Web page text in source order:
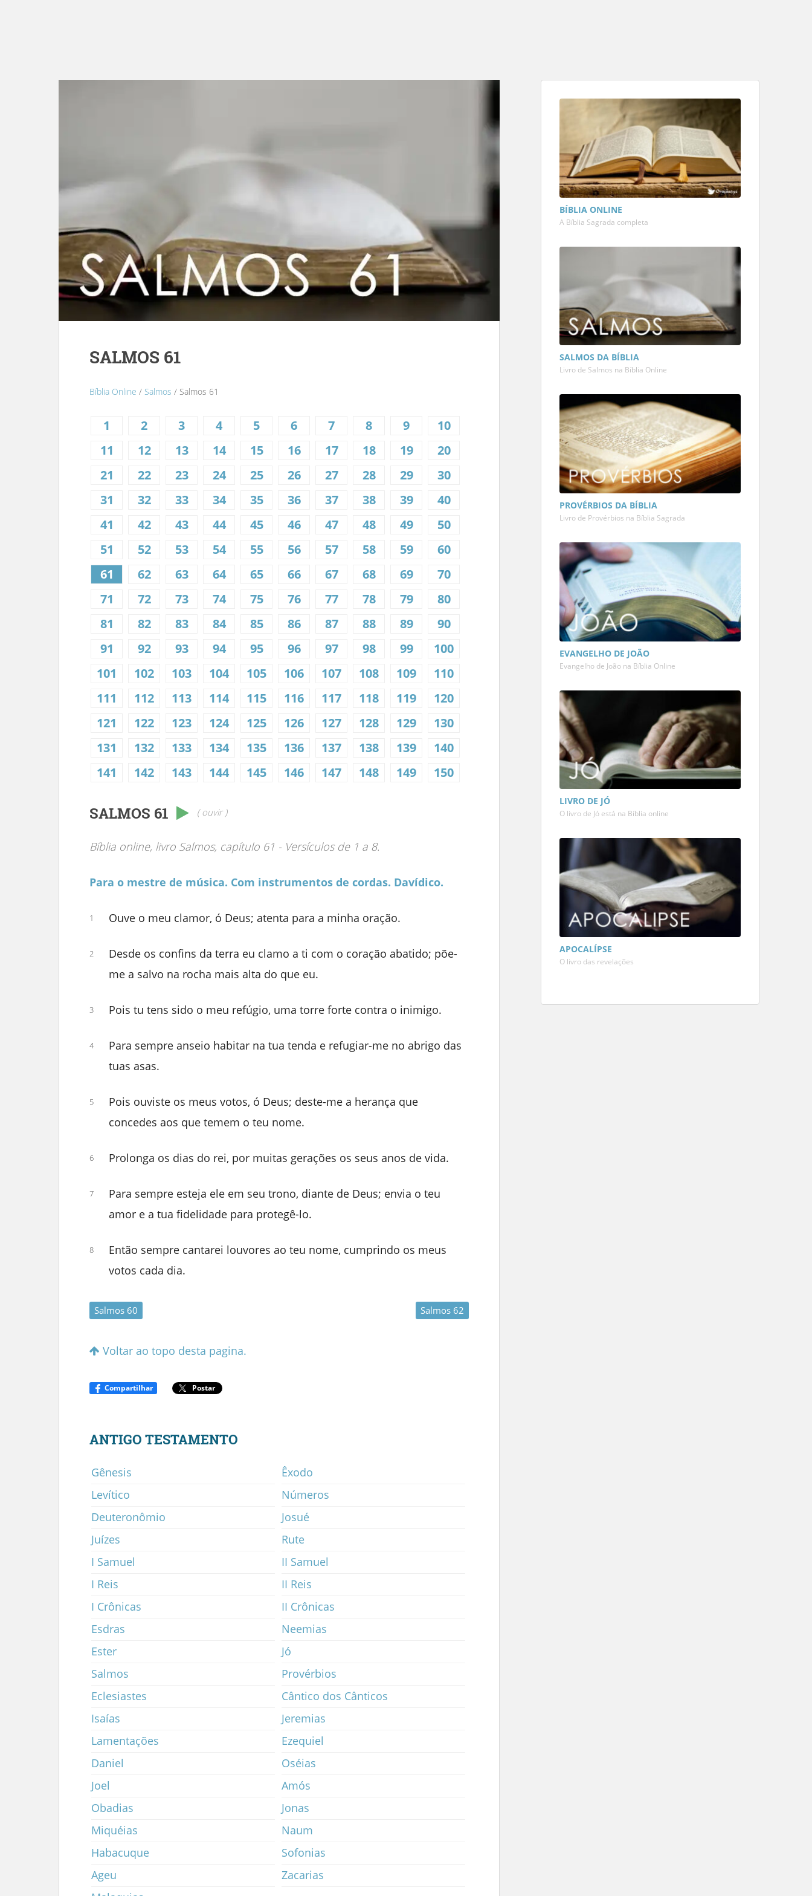
SALMOS 61
Bíblia Online / Salmos / Salmos 61
1 2 3 4 5 6 7 8 9
10
11
12 13 14 15 16 17 18 19
20
21
22 23 24 25 26 27 28 29
30
31
32 33 34 35 36 37 38 39
40
41
42 43 44 45 46 47 48 49
50
51
52 53 54 55 56 57 58 59
60
61
62 63 64 65 66 67 68 69
70
71
72 73 74 75 76 77 78 79
80
81
82 83 84 85 86 87 88 89
90
91
92 93 94 95 96 97 98 99
100
101
102 103 104 105 106 107 108 109
110
111
112 113 114 115 116 117 118 119
120
121
122 123 124 125 126 127 128 129
130
131
132 133 134 135 136 137 138 139
140
141
142 143 144 145 146 147 148 149 150
SALMOS 61 ( ouvir )
Bíblia online, livro Salmos, capítulo 61 - Versículos de 1 a 8.
Para o mestre de música. Com instrumentos de cordas. Davídico.
1 Ouve o meu clamor, ó Deus; atenta para a minha oração.
2
Desde os confins da terra eu clamo a ti com o coração abatido; põe-
me a salvo na rocha mais alta do que eu.
3 Pois tu tens sido o meu refúgio, uma torre forte contra o inimigo.
4
Para sempre anseio habitar na tua tenda e refugiar-me no abrigo das
tuas asas.
5
Pois ouviste os meus votos, ó Deus; deste-me a herança que
concedes aos que temem o teu nome.
6 Prolonga os dias do rei, por muitas gerações os seus anos de vida.
7
Para sempre esteja ele em seu trono, diante de Deus; envia o teu
amor e a tua fidelidade para protegê-lo.
8
Então sempre cantarei louvores ao teu nome, cumprindo os meus
votos cada dia.
Salmos 60 Salmos 62
Voltar ao topo desta pagina.
Compartilhar Postar
ANTIGO TESTAMENTO
Gênesis
Êxodo
Levítico
Números
Deuteronômio
Josué
Juízes
Rute
I Samuel
II Samuel
I Reis
II Reis
I Crônicas
II Crônicas
Esdras
Neemias
Ester
Jó
Salmos
Provérbios
Eclesiastes
Cântico dos Cânticos
Isaías
Jeremias
Lamentações
Ezequiel
Daniel
Oséias
Joel
Amós
Obadias
Jonas
Miquéias
Naum
Habacuque
Sofonias
Ageu
Zacarias
BÍBLIA ONLINE
A Bíblia Sagrada completa
SALMOS DA BÍBLIA
Livro de Salmos na Bíblia Online
PROVÉRBIOS DA BÍBLIA
Livro de Provérbios na Bíblia Sagrada
EVANGELHO DE JOÃO
Evangelho de João na Bíblia Online
LIVRO DE JÓ
O livro de Jó está na Bíblia online
APOCALÍPSE
O livro das revelações